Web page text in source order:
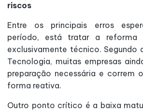
riscos
Entre os principais erros
período, está tratar a reforma
exclusivamente técnico. Segundo
Tecnologia, muitas empresas
preparação necessária e correm
forma reativa.
Outro ponto crítico é a baixa